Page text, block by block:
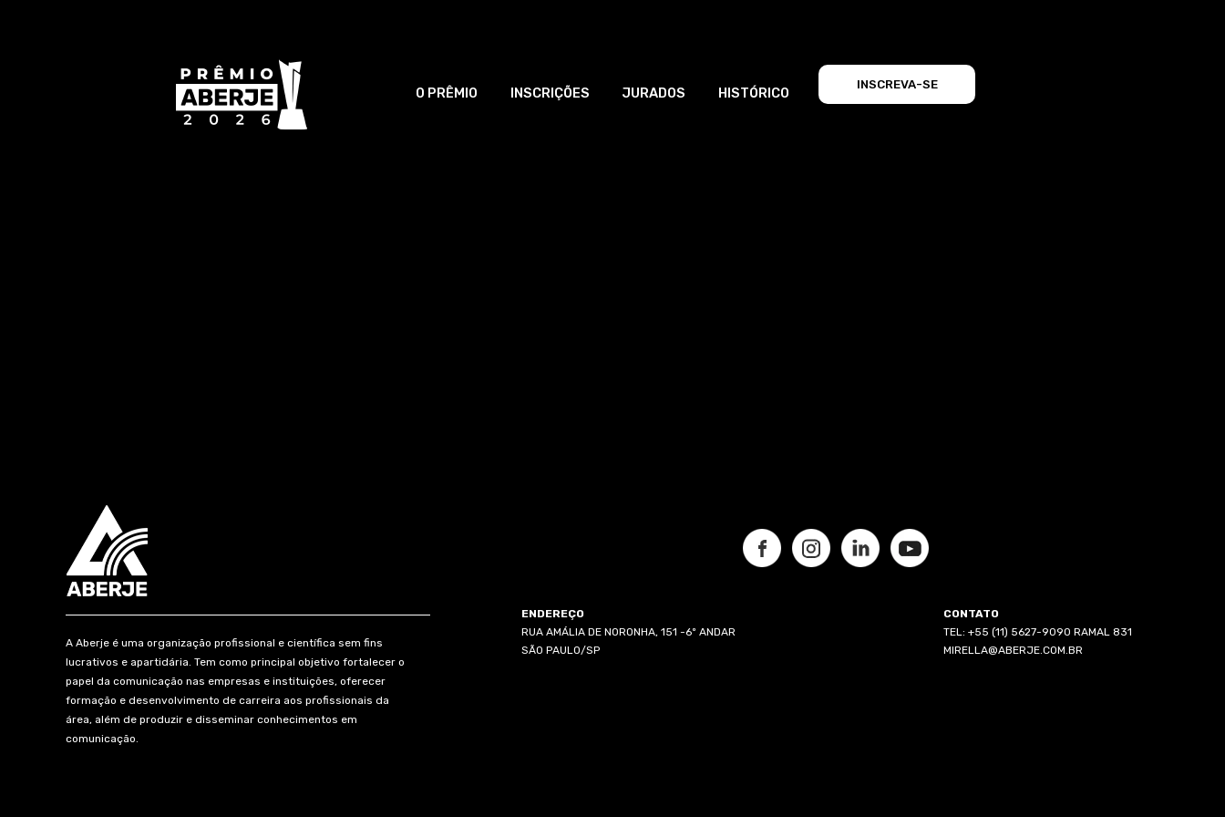
O PRÊMIO INSCRIÇÕES JURADOS HISTÓRICO
INSCREVA-SE
A Aberje é uma organização profissional e científica sem fins
lucrativos e apartidária. Tem como principal objetivo fortalecer o
papel da comunicação nas empresas e instituições, oferecer
formação e desenvolvimento de carreira aos profissionais da
área, além de produzir e disseminar conhecimentos em
comunicação.
ENDEREÇO
RUA AMÁLIA DE NORONHA, 151 -6º ANDAR
SÃO PAULO/SP
CONTATO
TEL: +55 (11) 5627-9090 RAMAL 831
MIRELLA@ABERJE.COM.BR